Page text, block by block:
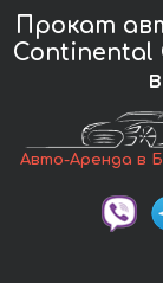
Прокат
Continental
Авто-Аренда в